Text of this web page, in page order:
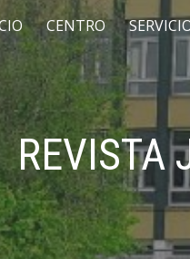
contentCENTRO
REVISTA